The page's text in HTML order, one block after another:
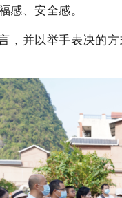
感、安全感。
，并以举手表决的